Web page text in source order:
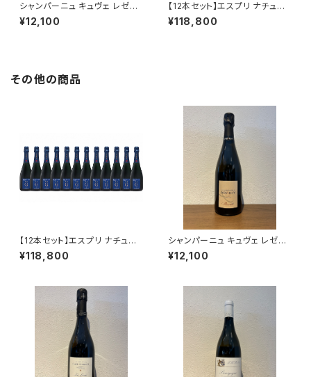
シャンパーニュ キュヴェ レゼル
ヴェ ブリュット ブラン ド ブラン
NV 750ml アサイー ルクレー
¥12,100
【12本セット】エスプリ ナチュー
ル G NV 750ml アンリ ジロー
シャンパーニュ フランス 正規品
¥118,800
その他の商品
【12本セット】エスプリ ナチュー
ル G NV 750ml アンリ ジロー
シャンパーニュ フランス 正規品
¥118,800
シャンパーニュ キュヴェ レゼル
ヴェ ブリュット ブラン ド ブラン
NV 750ml アサイー ルクレー
¥12,100